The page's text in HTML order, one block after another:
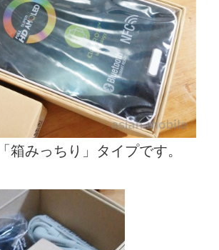
箱みっちり」タイプです。